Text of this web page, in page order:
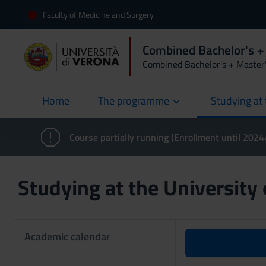
Faculty of Medicine and Surgery
Combined Bachelor's
Combined Bachelor's +
Home
current The programme Studying
Course partially running (Enrollment until
Studying at the University
Academic calendar